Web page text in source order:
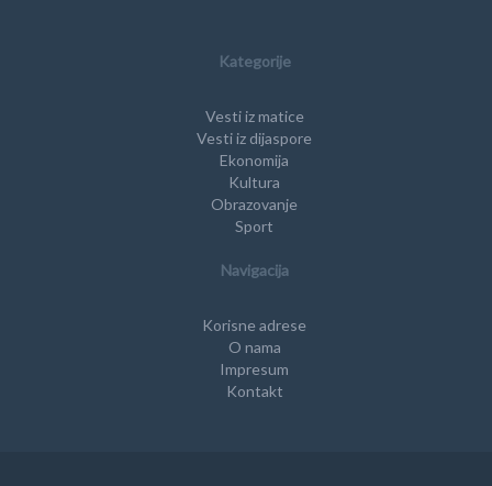
Kategorije
Vesti iz matice
Vesti iz dijaspore
Ekonomija
Kultura
Obrazovanje
Sport
Navigacija
Korisne adrese
O nama
Impresum
Kontakt